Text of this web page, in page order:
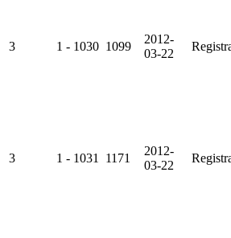
3 1 - 1030 1099
2012-
03-22
3 1 - 1031 1171
2012-
03-22